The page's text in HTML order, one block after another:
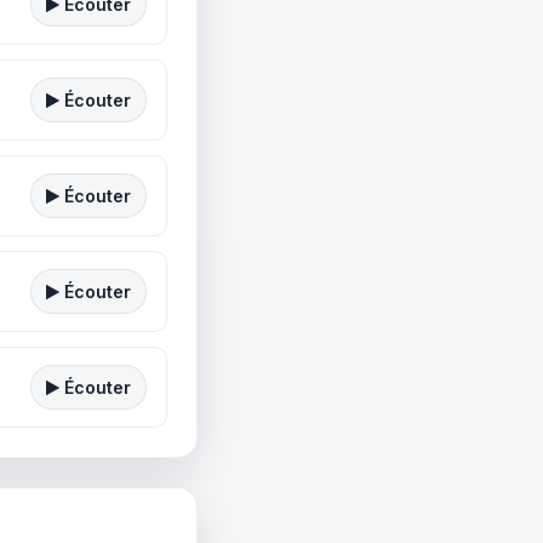
Écouter
Écouter
Écouter
Écouter
Écouter